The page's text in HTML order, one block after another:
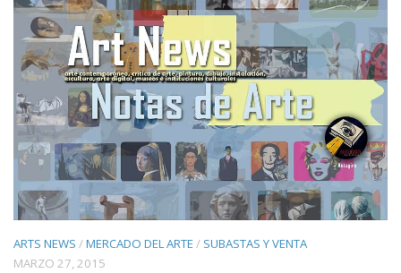
ARTS NEWS /MERCADO DEL ARTE / SUBASTAS Y VENTA
MARZO 27, 2015